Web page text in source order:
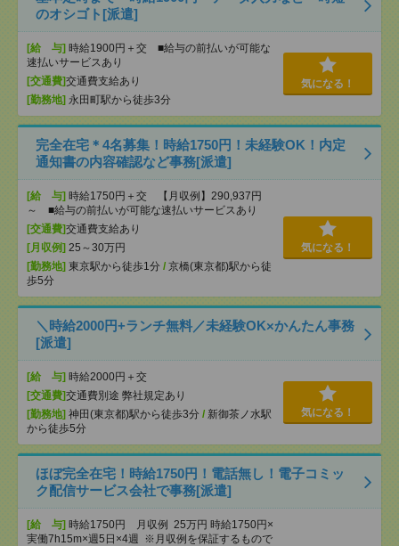
のオシゴト[派遣]
[給 与] 時給1900円＋交 ■給与の前払いが可能な
速払いサービスあり
[交通費]交通費支給あり
[勤務地] 永田町駅から徒歩3分
気になる！
完全在宅＊4名募集！時給1750円！未経験OK！内定
通知書の内容確認など事務[派遣]
[給 与] 時給1750円＋交 【月収例】290,937円
～ ■給与の前払いが可能な速払いサービスあり
[交通費]交通費支給あり
[月収例] 25～30万円
[勤務地] 東京駅から徒歩1分 / 京橋(東京都)駅から徒
歩5分
気になる！
＼時給2000円+ランチ無料／未経験OK×かんたん事務
[派遣]
[給 与] 時給2000円＋交
[交通費]交通費別途 弊社規定あり
[勤務地] 神田(東京都)駅から徒歩3分 / 新御茶ノ水駅
から徒歩5分
気になる！
ほぼ完全在宅！時給1750円！電話無し！電子コミッ
ク配信サービス会社で事務[派遣]
[給 与] 時給1750円 月収例 25万円 時給1750円×
実働7h15m×週5日×4週 ※月収例を保証するもので